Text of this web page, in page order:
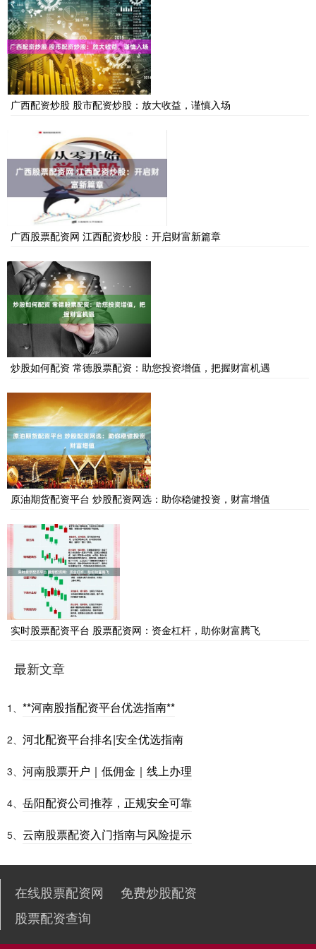
广西配资炒股 股市配资炒股：放大收益，谨慎入场
广西股票配资网 江西配资炒股：开启财富新篇章
炒股如何配资 常德股票配资：助您投资增值，把握财富机遇
原油期货配资平台 炒股配资网选：助你稳健投资，财富增值
实时股票配资平台 股票配资网：资金杠杆，助你财富腾飞
最新文章
1、 **河南股指配资平台优选指南**
2、 河北配资平台排名|安全优选指南
3、 河南股票开户｜低佣金｜线上办理
4、 岳阳配资公司推荐，正规安全可靠
5、 云南股票配资入门指南与风险提示
在线股票配资网
免费炒股配资
股票配资查询